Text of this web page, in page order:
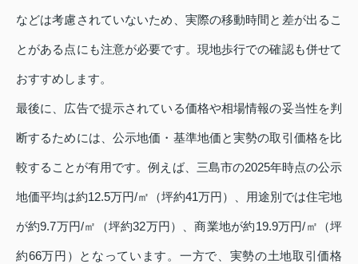
などは考慮されていないため、実際の移動時間と差が出るこ
とがある点にも注意が必要です。現地歩行での確認も併せて
おすすめします。
最後に、広告で提示されている価格や相場情報の妥当性を判
断するためには、公示地価・基準地価と実勢の取引価格を比
較することが有用です。例えば、三島市の2025年時点の公示
地価平均は約12.5万円/㎡（坪約41万円）、用途別では住宅地
が約9.7万円/㎡（坪約32万円）、商業地が約19.9万円/㎡（坪
約66万円）となっています。一方で、実勢の土地取引価格